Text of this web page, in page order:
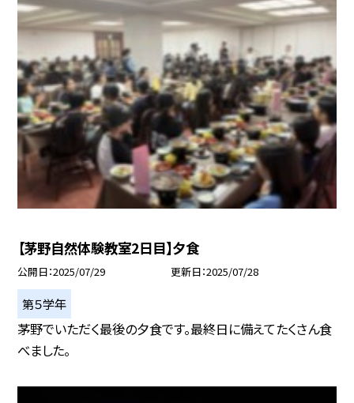
【茅野自然体験教室2日目】夕食
公開日 2025/07/29 更新日 2025/07/28
第５学年
茅野でいただく最後の夕食です。最終日に備えてたくさん食
べました。